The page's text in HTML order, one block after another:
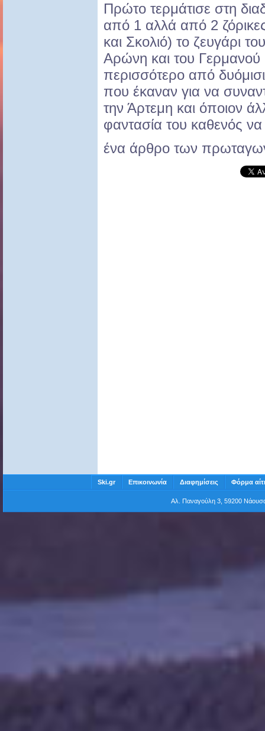
Πρώτο τερμάτισε στη
από 1 αλλά από 2
και Σκολιό) το ζευγάρι
Αρώνη και του Γερμανού
περισσότερο από
που έκαναν για να
την Άρτεμη και όποιον
φαντασία του καθενός
ένα άρθρο των
Ski.gr Επικοινωνία Διαφημίσεις Φόρμα
Αλ. Παναγούλη 3, 59200